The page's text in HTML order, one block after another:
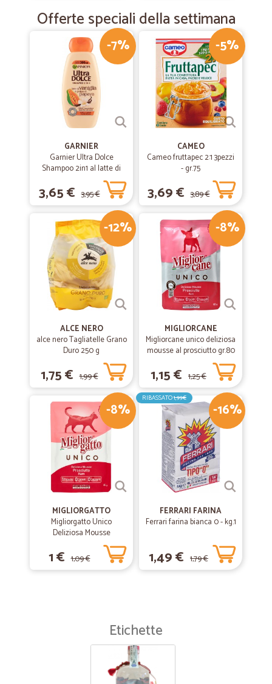
Offerte speciali della settimana
-7%
GARNIER
Garnier Ultra Dolce
Shampoo 2in1 al latte di
Vaniglia e polpa di Papaya
per capelli lunghi, 300 ml.
3,65 € 3,95 €
-5%
CAMEO
Cameo fruttapec 2:1 3pezzi
- gr.75
3,69 € 3,89 €
-12%
ALCE NERO
alce nero Tagliatelle Grano
Duro 250 g
1,75 € 1,99 €
-8%
MIGLIORCANE
Migliorcane unico deliziosa
mousse al prosciutto gr.80
1,15 € 1,25 €
-8%
MIGLIORGATTO
Migliorgatto Unico
Deliziosa Mousse
Prosciutto 85 gr.
1 € 1,09 €
-16%
RIBASSATO1,99€
FERRARI FARINA
Ferrari farina bianca 0 - kg.1
1,49 € 1,79 €
Etichette